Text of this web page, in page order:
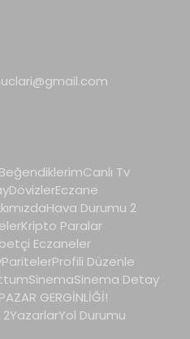
Canlı Tv
DövizlerEczane
Hava Durumu 2
Kripto Paralar
Eczaneler
ParitelerProfili Düzenle
SinemaSinema Detay
GERGİNLİĞİ!
2YazarlarYol Durumu